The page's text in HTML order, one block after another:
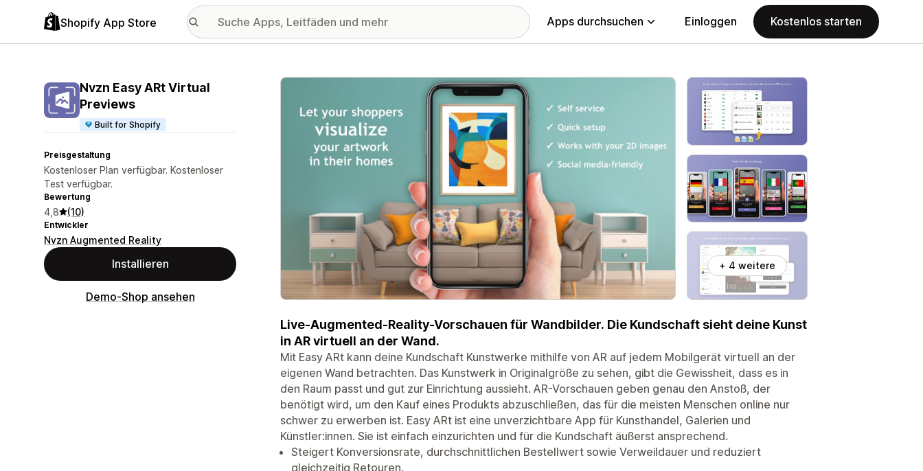
Shopify App Store Apps durchsuchen Einloggen Kostenlos starten
Nvzn Easy ARt Virtual
Previews
Built for Shopify
Preisgestaltung
Kostenloser Plan verfügbar. Kostenloser
Test verfügbar.
Bewertung
4,8 (10)
Entwickler
Nvzn Augmented Reality
Installieren
Demo-Shop ansehen
Vorgestellte Bildergalerie
+ 4 weitere
Live-Augmented-Reality-Vorschauen für Wandbilder. Die Kundschaft sieht deine Kunst
in AR virtuell an der Wand.
Mit Easy ARt kann deine Kundschaft Kunstwerke mithilfe von AR auf jedem Mobilgerät virtuell an der
eigenen Wand betrachten. Das Kunstwerk in Originalgröße zu sehen, gibt die Gewissheit, dass es in
den Raum passt und gut zur Einrichtung aussieht. AR-Vorschauen geben genau den Anstoß, der
benötigt wird, um den Kauf eines Produkts abzuschließen, das für die meisten Menschen online nur
schwer zu erwerben ist. Easy ARt ist eine unverzichtbare App für Kunsthandel, Galerien und
Künstler:innen. Sie ist einfach einzurichten und für die Kundschaft äußerst ansprechend.
Steigert Konversionsrate, durchschnittlichen Bestellwert sowie Verweildauer und reduziert
gleichzeitig Retouren.